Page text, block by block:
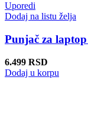
Uporedi
Dodaj na listu želja
Punjač za
6.499 RSD
Dodaj u korpu